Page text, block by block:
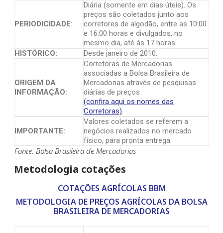
PERIODICIDADE:
Diária (somente em dias úteis). Os
preços são coletados junto aos
corretores de algodão, entre as 10:00
e 16:00 horas e divulgados, no
mesmo dia, até às 17 horas.
HISTÓRICO:
Desde janeiro de 2010.
ORIGEM DA
INFORMAÇÃO:
Corretoras de Mercadorias
associadas a Bolsa Brasileira de
Mercadorias através de pesquisas
diárias de preços
(confira aqui os nomes das
Corretoras).
IMPORTANTE:
Valores coletados se referem a
negócios realizados no mercado
físico, para pronta entrega.
Fonte: Bolsa Brasileira de Mercadorias
Metodologia cotações
COTAÇÕES AGRÍCOLAS BBM
METODOLOGIA DE PREÇOS AGRÍCOLAS DA BOLSA
BRASILEIRA DE MERCADORIAS